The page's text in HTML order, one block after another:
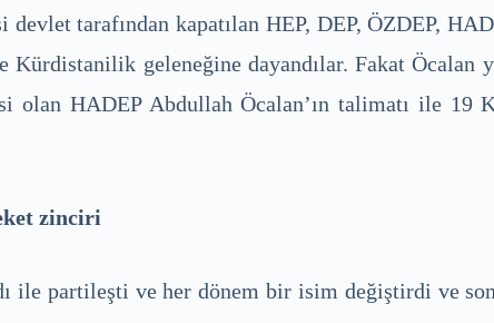
tarafından kapatılan HEP, DEP, ÖZDEP,
geleneğine dayandılar. Fakat Öcalan
HADEP Abdullah Öcalan’ın talimatı ile 19
zinciri
ile partileşti ve her dönem bir isim değiştirdi ve